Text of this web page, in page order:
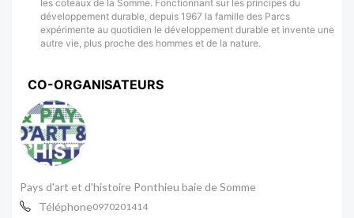
les coteaux de la Somme. Fonctionnant sur les principes du
développement durable, depuis 1967 la famille des Parcs
expérimente au quotidien le développement durable et invente une
autre vie, plus proche des hommes et de la nature.
CO-ORGANISATEURS
Pays d'art et d'histoire Ponthieu baie de Somme
Téléphone0970201414